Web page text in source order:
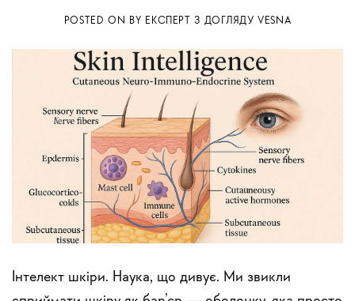
POSTED ON BY ЕКСПЕРТ З ДОГЛЯДУ VESNA
Інтелект шкіри. Наука, що дивує. Ми звикли